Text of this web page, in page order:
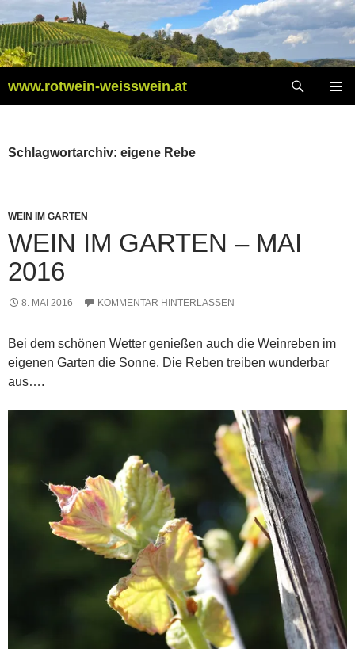
Inhalt
springen
www.rotwein-weisswein.at
Schlagwortarchiv: eigene Rebe
WEIN IM GARTEN
WEIN IM GARTEN – MAI
2016
8. MAI 2016 KOMMENTAR HINTERLASSEN
Bei dem schönen Wetter genießen auch die Weinreben im
eigenen Garten die Sonne. Die Reben treiben wunderbar
aus….